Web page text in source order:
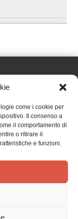
come i cookie per
Il consenso a
il comportamento di
o ritirare il
e funzioni.
0121 353839